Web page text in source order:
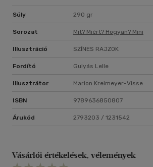
Súly 290 gr
Sorozat Mit? Miért? Hogyan? Mini
Illusztráció SZÍNES RAJZOK
Fordító Gulyás Lelle
Illusztrátor Marion Kreimeyer-Visse
ISBN 9789636850807
Árukód 2793203 / 1231542
Vásárlói értékelések, vélemények